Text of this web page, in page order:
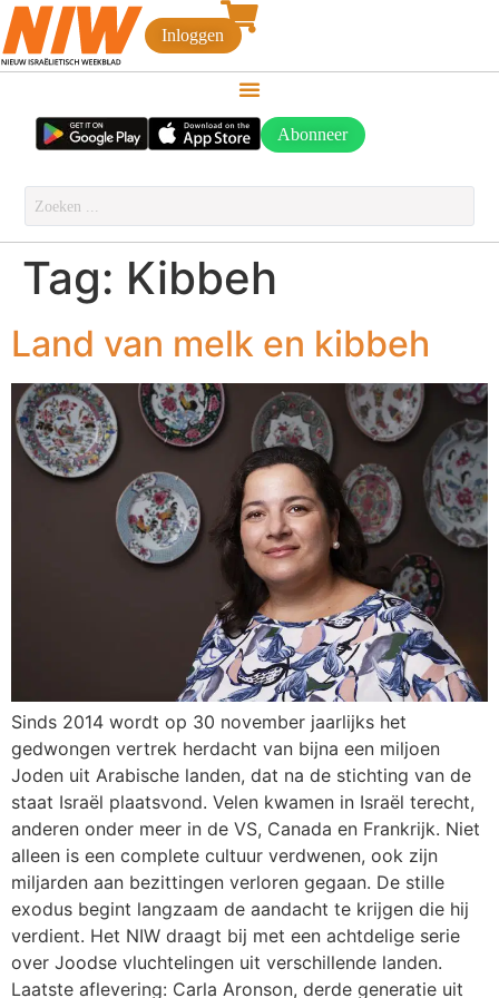
Inloggen
Abonneer
Tag: Kibbeh
Land van melk en kibbeh
Sinds 2014 wordt op 30 november jaarlijks het
gedwongen vertrek herdacht van bijna een miljoen
Joden uit Arabische landen, dat na de stichting van de
staat Israël plaatsvond. Velen kwamen in Israël terecht,
anderen onder meer in de VS, Canada en Frankrijk. Niet
alleen is een complete cultuur verdwenen, ook zijn
miljarden aan bezittingen verloren gegaan. De stille
exodus begint langzaam de aandacht te krijgen die hij
verdient. Het NIW draagt bij met een achtdelige serie
over Joodse vluchtelingen uit verschillende landen.
Laatste aflevering: Carla Aronson, derde generatie uit